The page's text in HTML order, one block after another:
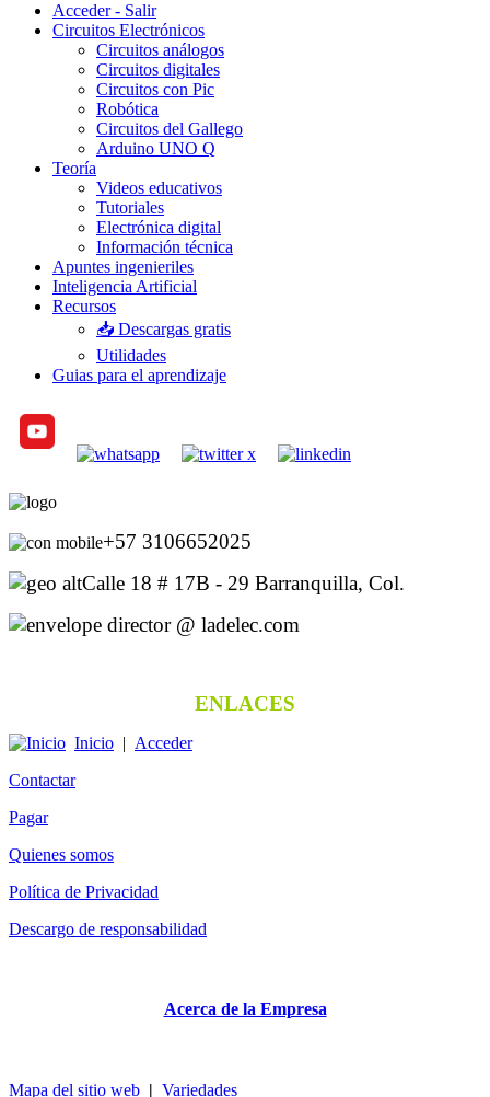
Acceder - Salir
Circuitos Electrónicos
Circuitos análogos
Circuitos digitales
Circuitos con Pic
Robótica
Circuitos del Gallego
Arduino UNO Q
Teoría
Videos educativos
Tutoriales
Electrónica digital
Información técnica
Apuntes ingenieriles
Inteligencia Artificial
Recursos
📥 Descargas gratis
Utilidades
Guias para el aprendizaje
+57 3106652025
Calle 18 # 17B - 29 Barranquilla, Col.
director @ ladelec.com
ENLACES
Inicio | Acceder
Contactar
Pagar
Quienes somos
Política de Privacidad
Descargo de responsabilidad
Acerca de la Empresa
Mapa del sitio web | Variedades